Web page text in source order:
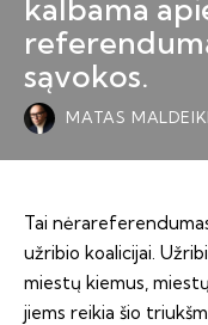
kalbama
sąvokos.
MATAS
Tai
užribio koalicijai.
miestų kiemus,
jiems reikia šio
Vizija TS-LKD
Bendraukime